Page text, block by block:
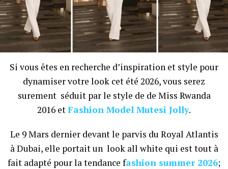
Si vous êtes en recherche d’inspiration et style pour
dynamiser votre look cet été 2026, vous serez
surement séduit par le style de de Miss Rwanda
2016 etFashion Model Mutesi Jolly.
Le 9 Mars dernier devant le parvis du Royal Atlantis
à Dubai, elle portait un look all white qui est tout à
fait adapté pour la tendance fashion summer 2026;